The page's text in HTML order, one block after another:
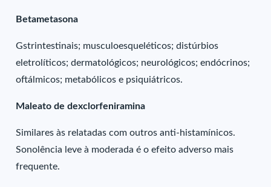
Betametasona
Gstrintestinais; musculoesqueléticos; distúrbios
eletrolíticos; dermatológicos; neurológicos; endócrinos;
oftálmicos; metabólicos e psiquiátricos.
Maleato de dexclorfeniramina
Similares às relatadas com outros anti-histamínicos.
Sonolência leve à moderada é o efeito adverso mais
frequente.